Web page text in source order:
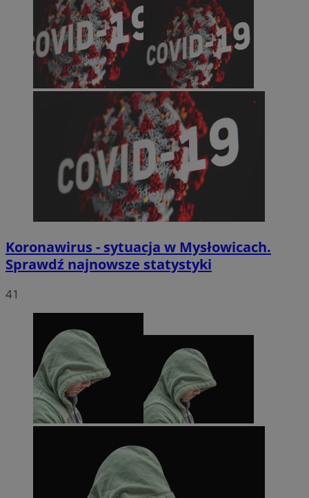
Koronawirus - sytuacja w Mysłowicach.
Sprawdź najnowsze statystyki
41